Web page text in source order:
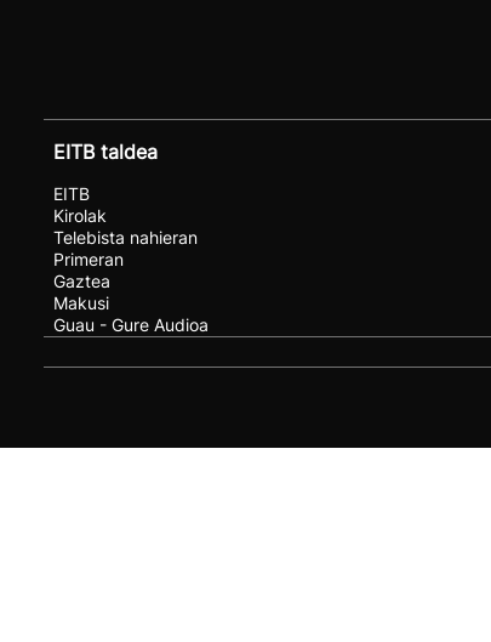
EITB taldea
EITB
Kirolak
Telebista nahieran
Primeran
Gaztea
Makusi
Guau - Gure Audioa